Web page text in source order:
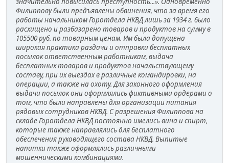
Филиппову были предъявлены обвинения, что за время его
работы начальником Горотдела НКВД лишь за 1934 г. было
расхищено и разбазарено товаров и продуктов на сумму в
105500 руб. по товарным ценам. Им была допущена
широкая практика раздачи и отправки бесплатных
посылок ответственным работникам, выдача
бесплатных товаров и продуктов начальствующему
составу, при их выездах в различные командировки, на
операции, а также на охоту. Для законного оформления
выдачи посылок они оформлялись фиктивными ордерами о
том, что были направлены для организации питания
рядовых сотрудников НКВД. С разрешения Филиппова на
складе Горотдела НКВД постоянно имелись вина и спирт,
которые также направлялись для бесплатного
обеспечения руководящего состава НКВД. Выпитые
напитки также оформлялись различными
мошенническими комбинациями.